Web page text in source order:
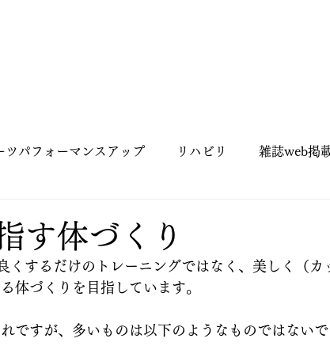
ツパフォーマンスアップ リハビリ 雑誌web掲
す体づくり
するだけのトレーニングではなく、美しく（カ
体づくりを目指しています。
ですが、多いものは以下のようなものではない